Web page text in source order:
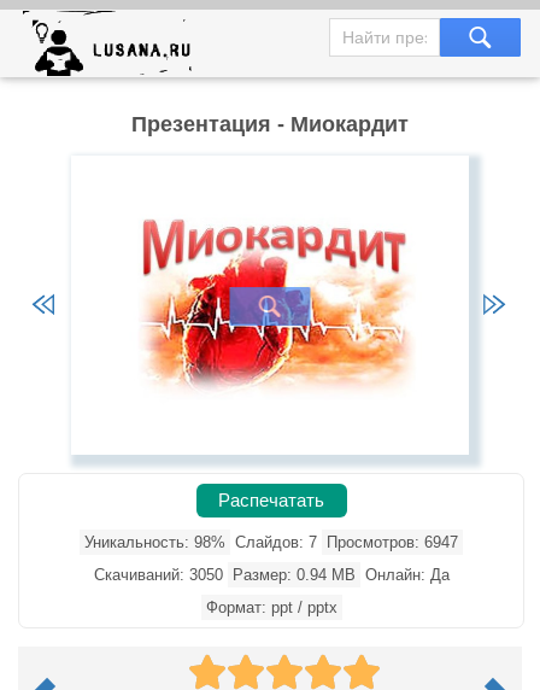
Презентация - Миокардит
Распечатать
Уникальность: 98% Слайдов: 7
Просмотров: 6947
Скачиваний: 3050
Размер: 0.94 MB Онлайн: Да
Формат: ppt / pptx